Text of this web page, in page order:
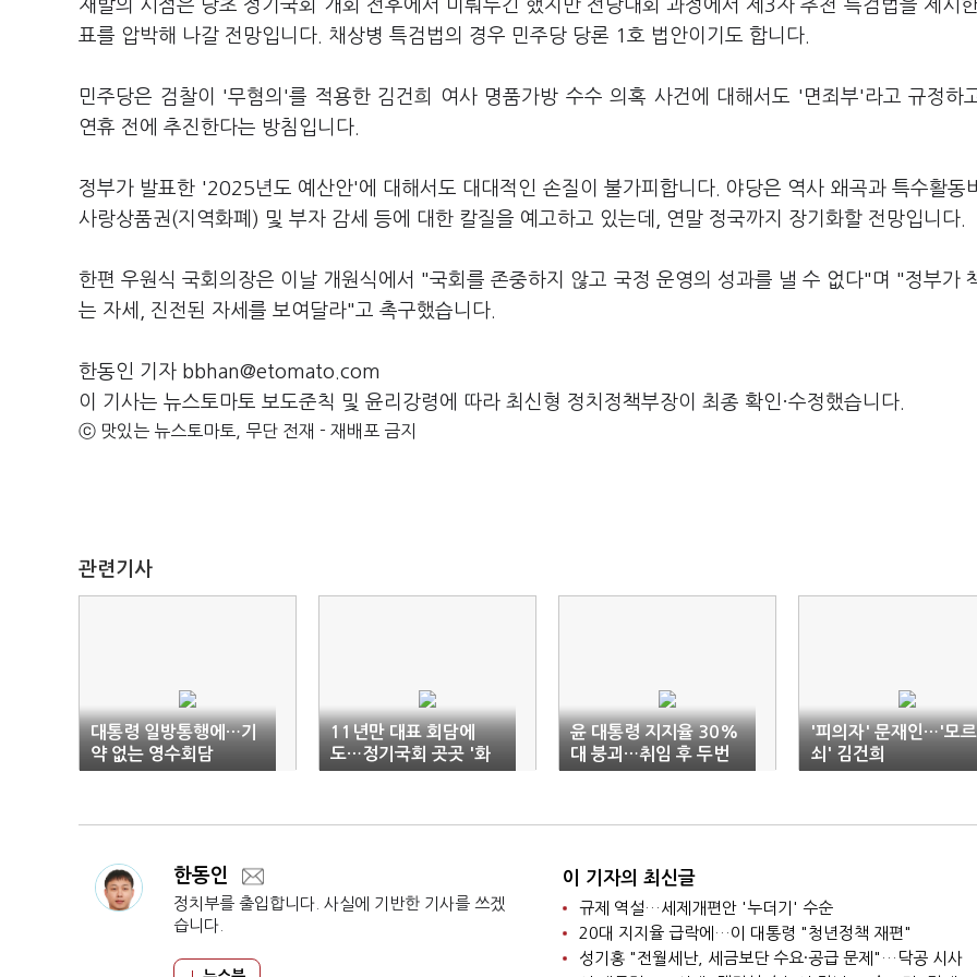
재발의 시점은 당초 정기국회 개회 전후에서 미뤄두긴 했지만 전당대회 과정에서 제3자 추천 특검법을 제시
표를 압박해 나갈 전망입니다. 채상병 특검법의 경우 민주당 당론 1호 법안이기도 합니다.
민주당은 검찰이 '무혐의'를 적용한 김건희 여사 명품가방 수수 의혹 사건에 대해서도 '면죄부'라고 규정하
연휴 전에 추진한다는 방침입니다.
정부가 발표한 '2025년도 예산안'에 대해서도 대대적인 손질이 불가피합니다. 야당은 역사 왜곡과 특수활동
사랑상품권(지역화폐) 및 부자 감세 등에 대한 칼질을 예고하고 있는데, 연말 정국까지 장기화할 전망입니다.
한편 우원식 국회의장은 이날 개원식에서 "국회를 존중하지 않고 국정 운영의 성과를 낼 수 없다"며 "정부가
는 자세, 진전된 자세를 보여달라"고 촉구했습니다.
한동인 기자 bbhan@etomato.com
이 기사는 뉴스토마토 보도준칙 및 윤리강령에 따라 최신형 정치정책부장이 최종 확인·수정했습니다.
ⓒ 맛있는 뉴스토마토, 무단 전재 - 재배포 금지
관련기사
대통령 일방통행에…기
약 없는 영수회담
11년만 대표 회담에
도…정기국회 곳곳 '화
약고'
윤 대통령 지지율 30%
대 붕괴…취임 후 두번
쨰로 낮아
'피의자' 문재인…'모르
쇠' 김건희
한동인
정치부를 출입합니다. 사실에 기반한 기사를 쓰겠
습니다.
이 기자의 최신글
규제 역설…세제개편안 '누더기' 수순
20대 지지율 급락에…이 대통령 "청년정책 재편"
성기홍 "전월세난, 세금보단 수요·공급 문제"…닥공 시사